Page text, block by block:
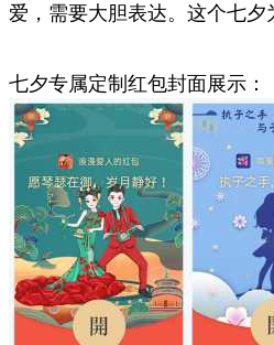
爱，需要大胆表达。这个七夕
七夕专属定制红包封面展示：